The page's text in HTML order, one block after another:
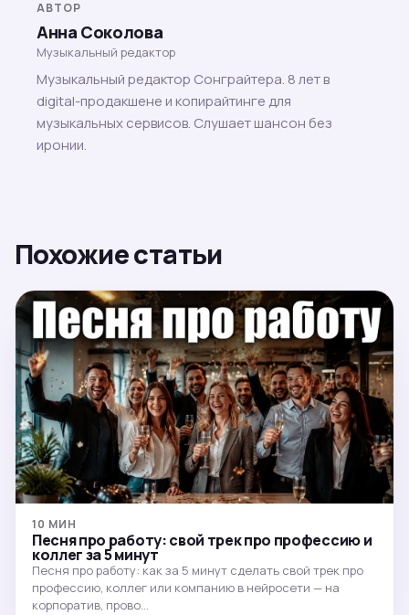
АВТОР
Анна Соколова
Музыкальный редактор
Музыкальный редактор Сонграйтера. 8 лет в
digital-продакшене и копирайтинге для
музыкальных сервисов. Слушает шансон без
иронии.
Похожие статьи
10 МИН
Песня про работу: свой трек про профессию и
коллег за 5 минут
Песня про работу: как за 5 минут сделать свой трек про
профессию, коллег или компанию в нейросети — на
корпоратив, прово…